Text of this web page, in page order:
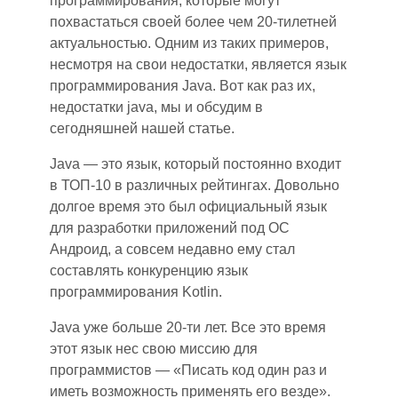
похвастаться своей более чем 20-тилетней
актуальностью. Одним из таких примеров,
несмотря на свои недостатки, является язык
программирования Java. Вот как раз их,
недостатки java, мы и обсудим в
сегодняшней нашей статье.
Java — это язык, который постоянно входит
в ТОП-10 в различных рейтингах. Довольно
долгое время это был официальный язык
для разработки приложений под ОС
Андроид, а совсем недавно ему стал
составлять конкуренцию язык
программирования Kotlin.
Java уже больше 20-ти лет. Все это время
этот язык нес свою миссию для
программистов — «Писать код один раз и
иметь возможность применять его везде».